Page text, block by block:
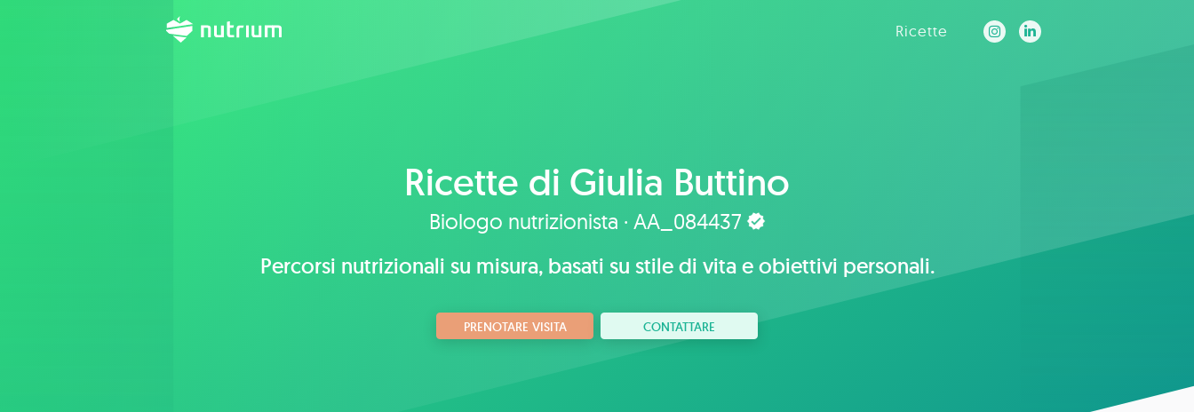
Ricette
Ricette di Giulia Buttino
Biologo nutrizionista · AA_084437
Percorsi nutrizionali su misura, basati su stile di vita e obiettivi personali.
PRENOTARE VISITA CONTATTARE